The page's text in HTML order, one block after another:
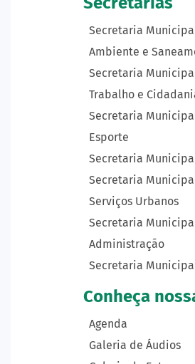
Secretaria
Ambiente e
Secretaria
Trabalho e
Secretaria
Esporte
Secretaria
Secretaria
Serviços Urbanos
Secretaria
Administração
Secretaria
Conheça
Agenda
Galeria de Áudios